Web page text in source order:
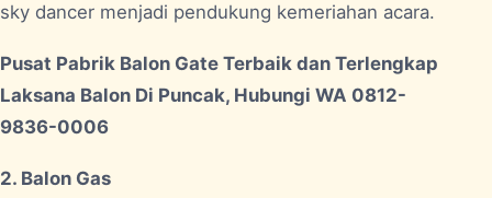
sky dancer menjadi pendukung kemeriahan acara.
Pusat Pabrik Balon Gate Terbaik dan Terlengkap
Laksana Balon Di Puncak, Hubungi WA 0812-
9836-0006
2. Balon Gas